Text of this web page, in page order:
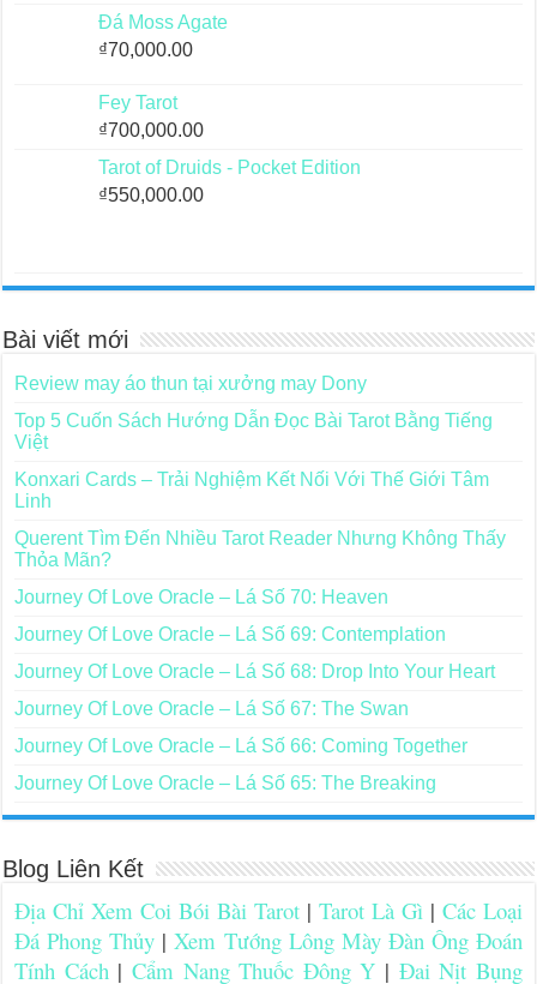
Đá Moss Agate
₫70,000.00
Fey Tarot
₫700,000.00
Tarot of Druids - Pocket Edition
₫550,000.00
Bài viết mới
Review may áo thun tại xưởng may Dony
Top 5 Cuốn Sách Hướng Dẫn Đọc Bài Tarot Bằng Tiếng
Việt
Konxari Cards – Trải Nghiệm Kết Nối Với Thế Giới Tâm
Linh
Querent Tìm Đến Nhiều Tarot Reader Nhưng Không Thấy
Thỏa Mãn?
Journey Of Love Oracle – Lá Số 70: Heaven
Journey Of Love Oracle – Lá Số 69: Contemplation
Journey Of Love Oracle – Lá Số 68: Drop Into Your Heart
Journey Of Love Oracle – Lá Số 67: The Swan
Journey Of Love Oracle – Lá Số 66: Coming Together
Journey Of Love Oracle – Lá Số 65: The Breaking
Blog Liên Kết
Địa Chỉ Xem Coi Bói Bài Tarot | Tarot Là Gì| Các Loại
Đá Phong Thủy |Xem Tướng Lông Mày Đàn Ông Đoán
Tính Cách|Cẩm Nang Thuốc Đông Y | Đai Nịt Bụng